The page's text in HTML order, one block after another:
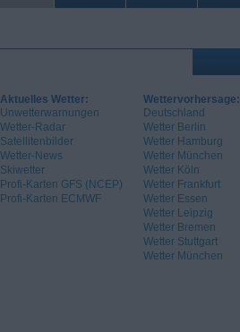
Aktuelles Wetter:
Unwetterwarnungen
Wetter-Radar
Satellitenbilder
Wetter-News
Skiwetter
Profi-Karten GFS (NCEP)
Profi-Karten ECMWF
Wettervorhersage:
Deutschland
Wetter Berlin
Wetter Hamburg
Wetter München
Wetter Köln
Wetter Frankfurt
Wetter Essen
Wetter Leipzig
Wetter Bremen
Wetter Stuttgart
Wetter München